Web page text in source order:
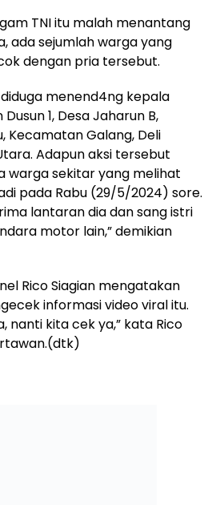
TNI itu malah menantang
ada sejumlah warga yang
dengan pria tersebut.
menend4ng kepala
1, Desa Jaharun B,
Kecamatan Galang, Deli
Adapun aksi tersebut
warga sekitar yang melihat
pada Rabu (29/5/2024) sore.
lantaran dia dan sang istri
motor lain,” demikian
Rico Siagian mengatakan
informasi video viral itu.
nanti kita cek ya,” kata Rico